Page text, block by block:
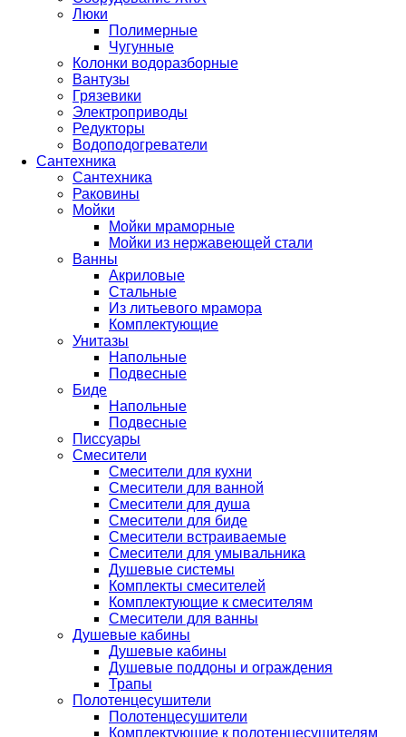
Люки
Полимерные
Чугунные
Колонки водоразборные
Вантузы
Грязевики
Электроприводы
Редукторы
Водоподогреватели
Сантехника
Сантехника
Раковины
Мойки
Мойки мраморные
Мойки из нержавеющей стали
Ванны
Акриловые
Стальные
Из литьевого мрамора
Комплектующие
Унитазы
Напольные
Подвесные
Биде
Напольные
Подвесные
Писсуары
Смесители
Смесители для кухни
Смесители для ванной
Смесители для душа
Смесители для биде
Смесители встраиваемые
Смесители для умывальника
Душевые системы
Комплекты смесителей
Комплектующие к смесителям
Смесители для ванны
Душевые кабины
Душевые кабины
Душевые поддоны и ограждения
Трапы
Полотенцесушители
Полотенцесушители
Комплектующие к полотенцесушителям